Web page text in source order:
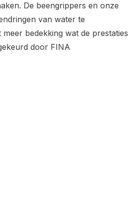
De beengrippers en onze
van water te
bedekking wat de prestaties
door FINA